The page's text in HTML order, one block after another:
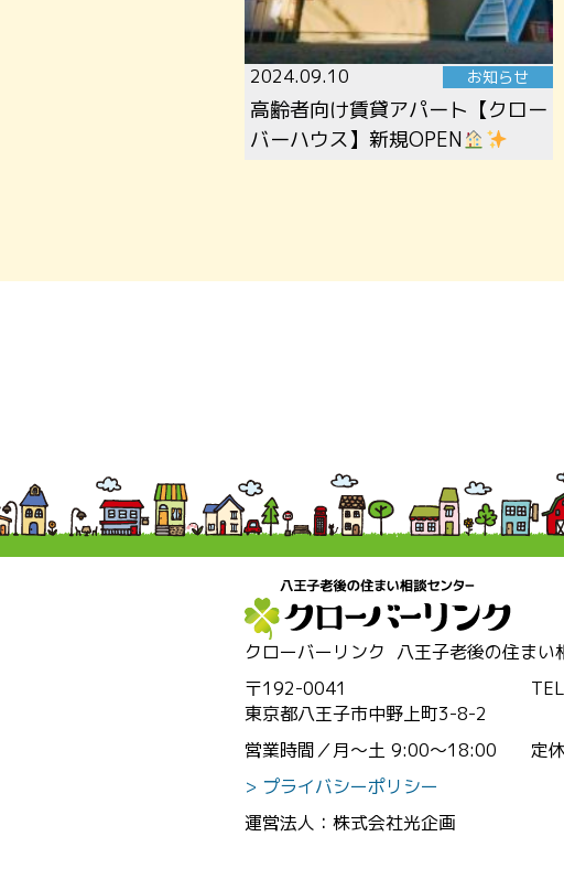
2024.09.10 お知らせ
高齢者向け賃貸アパート【クロー
バーハウス】新規OPEN
クローバーリンク 八王子老後の住まい
〒192-0041
東京都八王子市中野上町3-8-2
営業時間／月～土 9:00～18:00
定
プライバシーポリシー
運営法人：株式会社光企画